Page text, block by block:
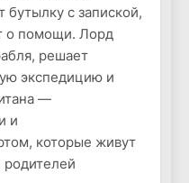
бутылку с запиской,
о помощи. Лорд
решает
экспедицию и
—
и
которые живут
родителей